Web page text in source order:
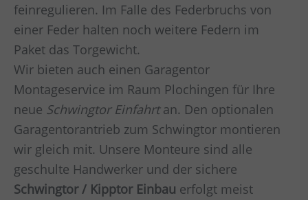
feinregulieren. Im Falle des Federbruchs von
einer Feder halten noch weitere Federn im
Paket das Torgewicht.
Wir bieten auch einen Garagentor
Montageservice im Raum Plochingen für Ihre
neue Schwingtor Einfahrtan. Den optionalen
Garagentorantrieb zum Schwingtor montieren
wir gleich mit. Unsere Monteure sind alle
geschulte Handwerker und der sichere
Schwingtor / Kipptor Einbau erfolgt meist